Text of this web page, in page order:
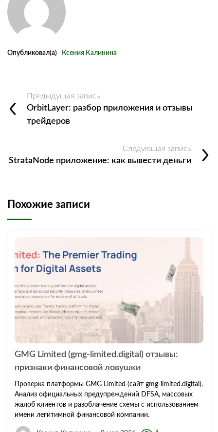
Опубликовал(а) Ксения Калинина
Предыдущая запись
OrbitLayer: разбор приложения и отзывы
трейдеров
Следующая запись
StrataNode приложение: как вывести деньги
Похожие записи
GMG Limited (gmg-limited.digital) отзывы:
признаки финансовой ловушки
Проверка платформы GMG Limited (сайт gmg-limited.digital).
Анализ официальных предупреждений DFSA, массовых
жалоб клиентов и разоблачение схемы с использованием
имени легитимной финансовой компании.